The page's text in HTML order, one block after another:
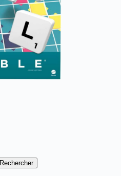
Rechercher